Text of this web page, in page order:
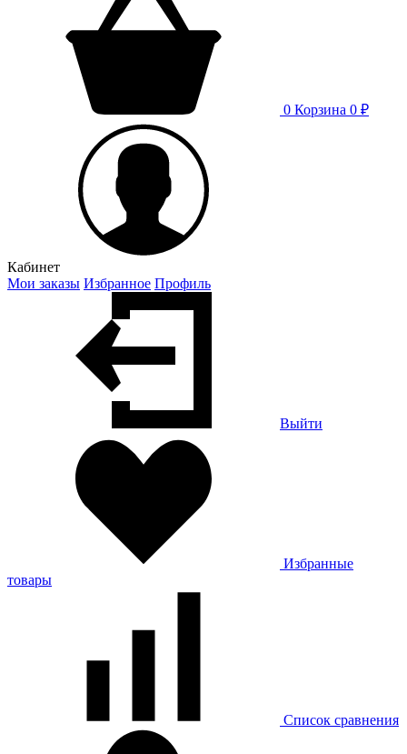
0 Корзина 0 ₽
Кабинет
Мои заказы Избранное Профиль
Выйти
Избранные
товары
Список сравнения